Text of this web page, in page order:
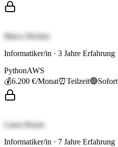
Marco Richter
Informatiker/in · 3 Jahre Erfahrung
PythonAWS
💰6.200 €/Monat⏰Teilzeit🟢Sofort
Laura Braun
Informatiker/in · 7 Jahre Erfahrung